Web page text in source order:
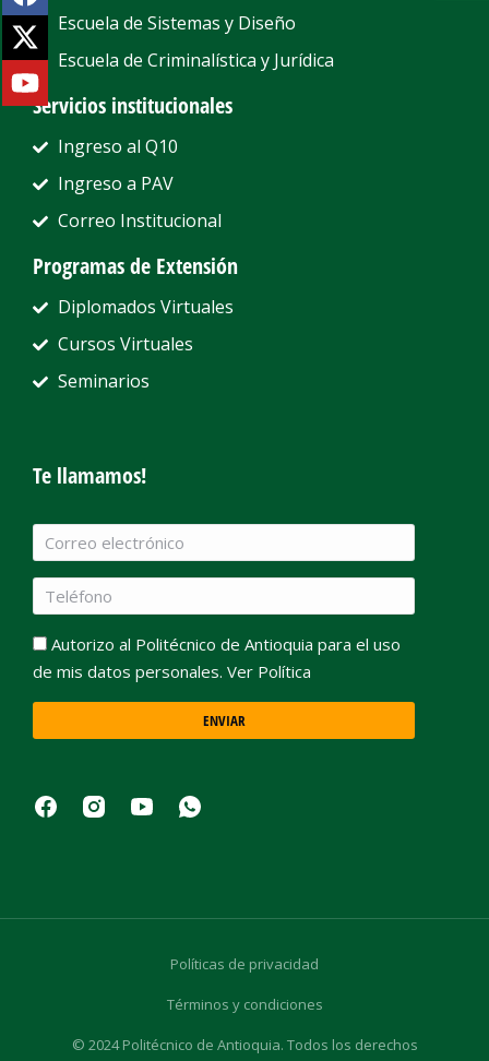
Escuela de Sistemas y Diseño
Escuela de Criminalística y Jurídica
Servicios institucionales
Ingreso al Q10
Ingreso a PAV
Correo Institucional
Programas de Extensión
Diplomados Virtuales
Cursos Virtuales
Seminarios
Te llamamos!
Autorizo al Politécnico de Antioquia para el uso
de mis datos personales. Ver Política
ENVIAR
© 2024 Politécnico de Antioquia. Todos los derechos
Políticas de privacidad
Términos y condiciones